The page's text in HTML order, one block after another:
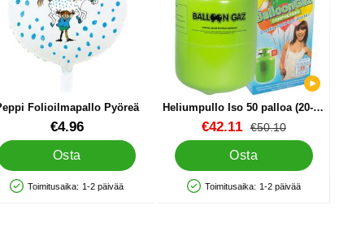
Folioilmapallo Pyöreä
85131€4.96
Osta
Saatavuus: Varastossa
Toimitusaika: 1-2 päivää
Heliumpullo Iso 50 palloa (20-25
cm)
Tuote.nro 13480
uusi hinta
€42.11 vanha hinta
€50.10
Osta
Saatavuus: Varastossa
Toimitusaika: 1-2 päivää